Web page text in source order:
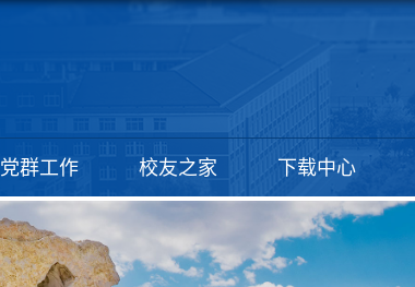
党群工作 校友之家 下载中心